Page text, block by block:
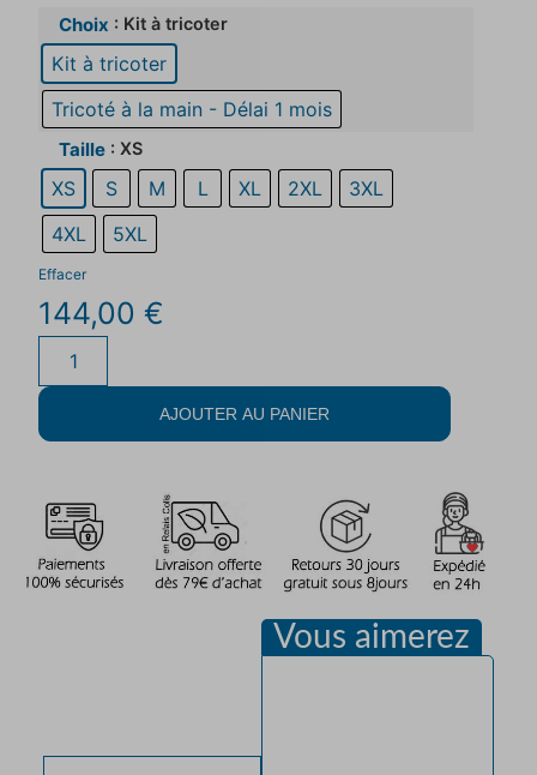
Choix : Kit à tricoter
Kit à tricoter
Tricoté à la main - Délai 1 mois
Taille : XS
XS S M L XL 2XL
3XL
4XL
5XL
Effacer
144,00€
AJOUTER AU PANIER
Vous aimerez